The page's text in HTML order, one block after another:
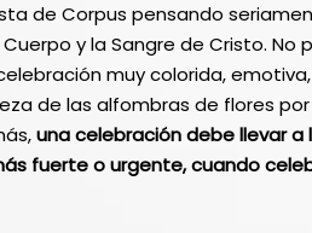
de Corpus pensando
y la Sangre de Cristo. No
muy colorida,
de las alfombras de flores
una celebración debe llevar
fuerte o urgente, cuando